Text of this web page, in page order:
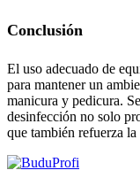
Conclusión
El uso adecuado de
para mantener un
manicura y pedicura.
desinfección no solo
que también refuerza